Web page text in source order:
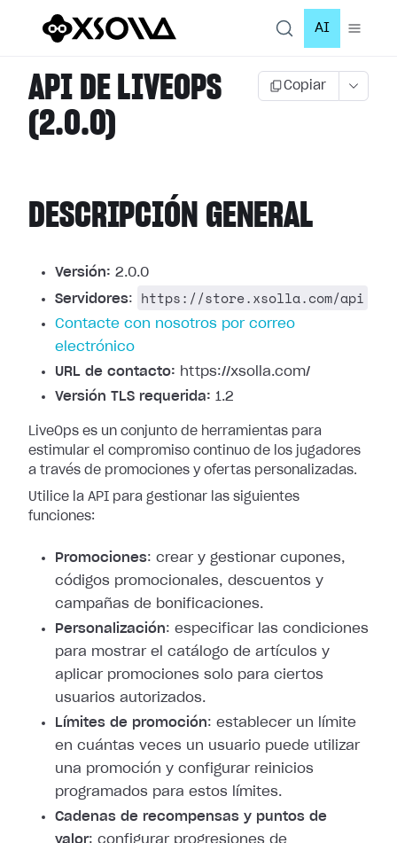
AI
API DE LIVEOPS
(2.0.0)
Copiar
DESCRIPCIÓN GENERAL
Versión: 2.0.0
Servidores: https://store.xsolla.com/api
Contacte con nosotros por correo
electrónico
URL de contacto: https://xsolla.com/
Versión TLS requerida: 1.2
LiveOps es un conjunto de herramientas para
estimular el compromiso continuo de los jugadores
a través de promociones y ofertas personalizadas.
Utilice la API para gestionar las siguientes
funciones:
Promociones: crear y gestionar cupones,
códigos promocionales, descuentos y
campañas de bonificaciones.
Personalización: especificar las condiciones
para mostrar el catálogo de artículos y
aplicar promociones solo para ciertos
usuarios autorizados.
Límites de promoción: establecer un límite
en cuántas veces un usuario puede utilizar
una promoción y configurar reinicios
programados para estos límites.
Cadenas de recompensas y puntos de
valor: configurar progresiones de